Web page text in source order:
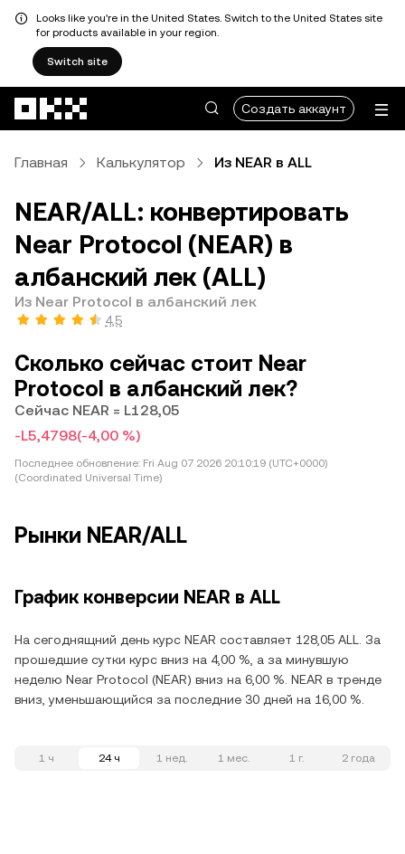
Looks like you're in the United States. Switch to the United States site
for products available in your region.
Switch site
Создать аккаунт
Главная Калькулятор Из NEAR в ALL
NEAR/ALL: конвертировать
Near Protocol (NEAR) в
албанский лек (ALL)
Из Near Protocol в албанский лек
4,5
Сколько сейчас стоит Near
Protocol в албанский лек?
Сейчас NEAR = L128,05
-L5,4798(-4,00 %)
Последнее обновление: Fri Aug 07 2026 20:10:19 (UTC+0000)
(Coordinated Universal Time)
Рынки NEAR/ALL
График конверсии NEAR в ALL
На сегоднящний день курс NEAR составляет 128,05 ALL. За
прошедшие сутки курс вниз на 4,00 %, а за минувшую
неделю Near Protocol (NEAR) вниз на 6,00 %. NEAR в тренде
вниз, уменьшающийся за последние 30 дней на 16,00 %.
1 ч 24 ч 1 нед. 1 мес. 1 г. 2 года